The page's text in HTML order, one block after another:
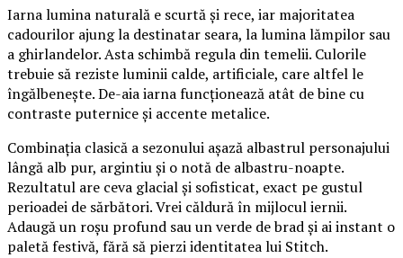
Iarna lumina naturală e scurtă și rece, iar majoritatea
cadourilor ajung la destinatar seara, la lumina lămpilor sau
a ghirlandelor. Asta schimbă regula din temelii. Culorile
trebuie să reziste luminii calde, artificiale, care altfel le
îngălbenește. De-aia iarna funcționează atât de bine cu
contraste puternice și accente metalice.
Combinația clasică a sezonului așază albastrul personajului
lângă alb pur, argintiu și o notă de albastru-noapte.
Rezultatul are ceva glacial și sofisticat, exact pe gustul
perioadei de sărbători. Vrei căldură în mijlocul iernii.
Adaugă un roșu profund sau un verde de brad și ai instant o
paletă festivă, fără să pierzi identitatea lui Stitch.